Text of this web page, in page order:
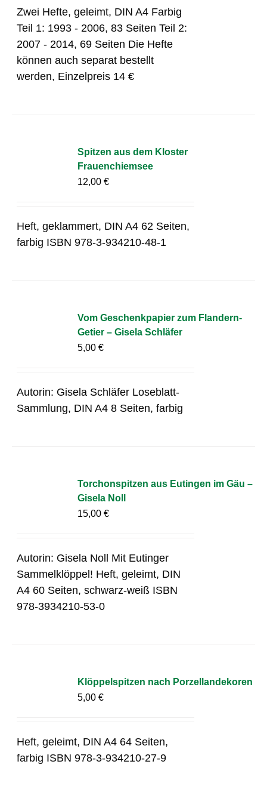
Zwei Hefte, geleimt, DIN A4 Farbig
Teil 1: 1993 - 2006, 83 Seiten Teil 2:
2007 - 2014, 69 Seiten Die Hefte
können auch separat bestellt
werden, Einzelpreis 14 €
Spitzen aus dem Kloster
Frauenchiemsee
12,00€
Heft, geklammert, DIN A4 62 Seiten,
farbig ISBN 978-3-934210-48-1
Vom Geschenkpapier zum Flandern-
Getier – Gisela Schläfer
5,00€
Autorin: Gisela Schläfer Loseblatt-
Sammlung, DIN A4 8 Seiten, farbig
Torchonspitzen aus Eutingen im Gäu –
Gisela Noll
15,00€
Autorin: Gisela Noll Mit Eutinger
Sammelklöppel! Heft, geleimt, DIN
A4 60 Seiten, schwarz-weiß ISBN
978-3934210-53-0
Klöppelspitzen nach Porzellandekoren
5,00€
Heft, geleimt, DIN A4 64 Seiten,
farbig ISBN 978-3-934210-27-9